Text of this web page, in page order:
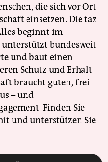
die sich vor Ort
einsetzen. Die taz
beginnt im
bundesweit
und baut einen
Schutz und Erhalt
braucht guten, frei
– und
Finden Sie
und unterstützen Sie